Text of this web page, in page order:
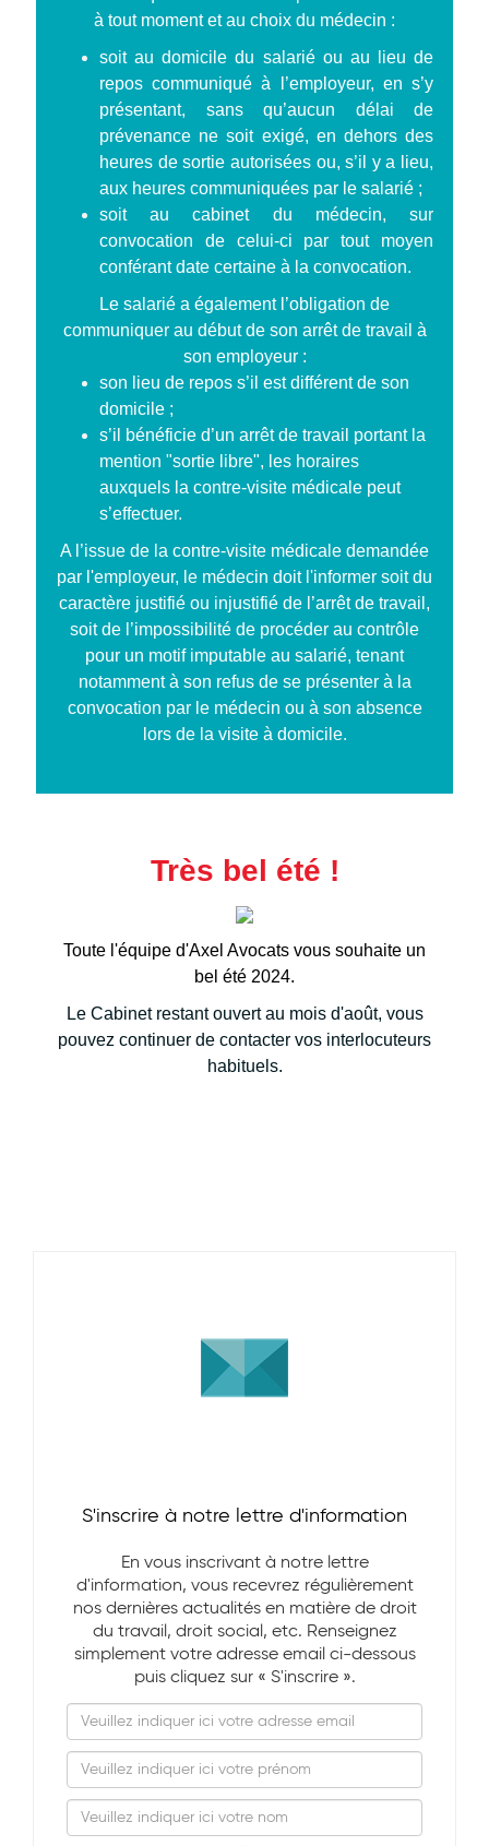
à tout moment et au choix du médecin :
soit au domicile du salarié ou au lieu de
repos communiqué à l’employeur, en s’y
présentant, sans qu’aucun délai de
prévenance ne soit exigé, en dehors des
heures de sortie autorisées ou, s’il y a lieu,
aux heures communiquées par le salarié ;
soit au cabinet du médecin, sur
convocation de celui-ci par tout moyen
conférant date certaine à la convocation.
Le salarié a également l’obligation de
communiquer au début de son arrêt de travail à
son employeur :
son lieu de repos s’il est différent de son
domicile ;
s’il bénéficie d’un arrêt de travail portant la
mention "sortie libre", les horaires
auxquels la contre-visite médicale peut
s’effectuer.
A l’issue de la contre-visite médicale demandée
par l'employeur, le médecin doit l'informer soit du
caractère justifié ou injustifié de l’arrêt de travail,
soit de l’impossibilité de procéder au contrôle
pour un motif imputable au salarié, tenant
notamment à son refus de se présenter à la
convocation par le médecin ou à son absence
lors de la visite à domicile.
Très bel été !
Toute l'équipe d'Axel Avocats vous souhaite un
bel été 2024.
Le Cabinet restant ouvert au mois d'août, vous
pouvez continuer de contacter vos interlocuteurs
habituels.
S'inscrire à notre lettre d'information
En vous inscrivant à notre lettre
d'information, vous recevrez régulièrement
nos dernières actualités en matière de droit
du travail, droit social, etc. Renseignez
simplement votre adresse email ci-dessous
puis cliquez sur « S'inscrire ».